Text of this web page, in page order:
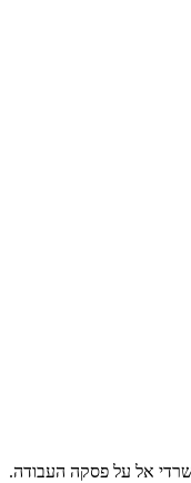
שדה התעופה היה מושבת ואף במשרדי אל על פסקה העבודה.